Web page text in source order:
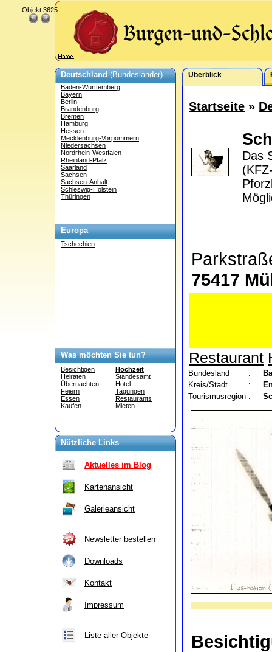
Deutschland(Bundesländer)
Baden-Württemberg
Bayern
Berlin
Brandenburg
Bremen
Hamburg
Hessen
Mecklenburg-Vorpommern
Niedersachsen
Nordrhein-Westfalen
Rheinland-Pfalz
Saarland
Sachsen
Sachsen-Anhalt
Schleswig-Holstein
Thüringen
Europa
Tschechien
Was möchten Sie tun?
Besichtigen
Heiraten
Übernachten
Feiern
Essen
Kaufen
Hochzeit
Standesamt
Hotel
Tagungen
Restaurants
Mieten
Nützliche Links
Aktuelles im Blog
Kartenansicht
Galerieansicht
Newsletter bestellen
Downloads
Kontakt
Impressum
Liste aller Objekte
Überblick
Startseite »
Das
75417
Restaurant
Bundesland :
Kreis/Stadt
:
Tourismusregion :
Objekt 3625